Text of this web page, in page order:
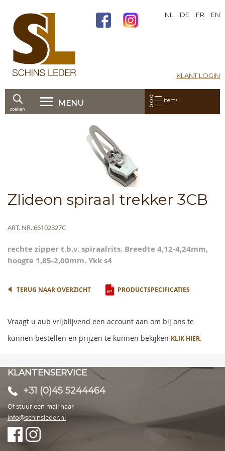
KLANT LOGIN
NL DE FR EN
MENU Mijn bestelling:
items
zoeken
Zlideon spiraal trekker 3CB
Meer
ART. NR.66102327C
rechte zipper t.b.v. spiraalrits. Breedte 4,12-4,24mm,
hoogte 1,85-2,00mm. Ykk s4
to
the
end
of
the
images
gallery
Skip
to
the
images
TERUG NAAR OVERZICHT PRODUCTSPECIFICATIES
Vraagt u aub vrijblijvend een account aan om bij ons te
kunnen bestellen en prijzen te kunnen bekijken KLIK HIER.
KLANTENSERVICE
+31 (0)45 5244464
Of stuur een mail naar
info@schinsleder.nl